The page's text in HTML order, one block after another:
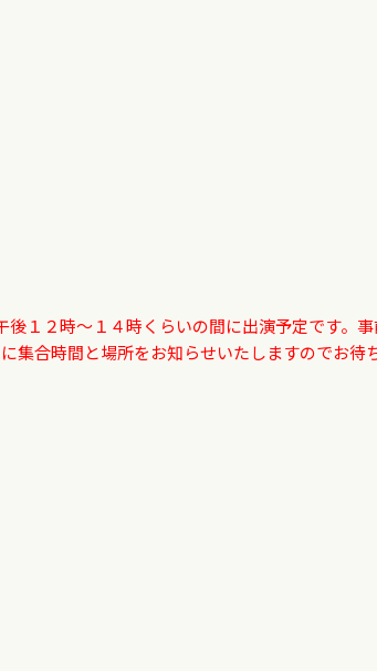
１２時～１４時くらいの間に出演予定です。
集合時間と場所をお知らせいたしますのでお待